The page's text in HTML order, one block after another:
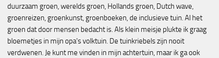
duurzaam groen, werelds groen, Hollands groen, Dutch wave,
groenreizen, groenkunst, groenboeken, de inclusieve tuin. Al het
groen dat door mensen bedacht is. Als klein meisje plukte ik graag
bloemetjes in mijn opa's volktuin. De tuinkriebels zijn nooit
verdwenen. Je kunt me vinden in mijn achtertuin, maar ik ga ook